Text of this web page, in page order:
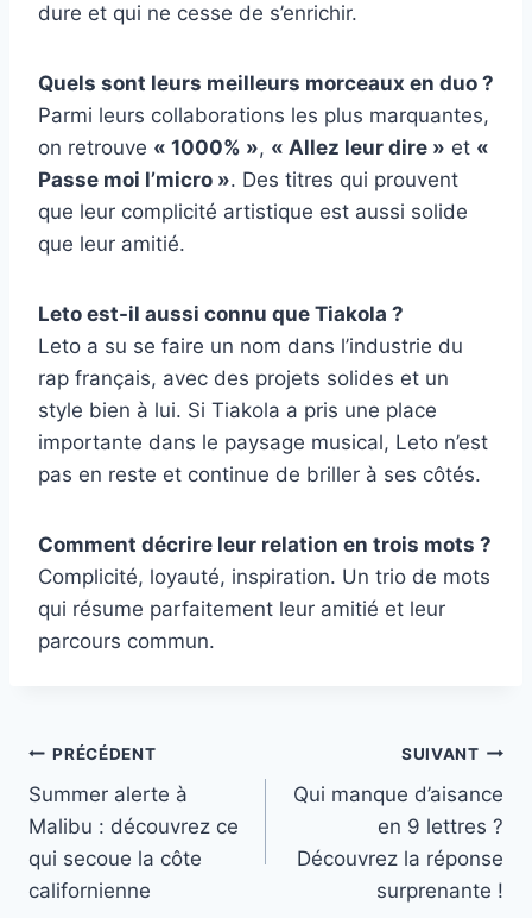
dure et qui ne cesse de s’enrichir.
Quels sont leurs meilleurs morceaux en duo ?
Parmi leurs collaborations les plus marquantes,
on retrouve « 1000% », « Allez leur dire » et «
Passe moi l’micro ». Des titres qui prouvent
que leur complicité artistique est aussi solide
que leur amitié.
Leto est-il aussi connu que Tiakola ?
Leto a su se faire un nom dans l’industrie du
rap français, avec des projets solides et un
style bien à lui. Si Tiakola a pris une place
importante dans le paysage musical, Leto n’est
pas en reste et continue de briller à ses côtés.
Comment décrire leur relation en trois mots ?
Complicité, loyauté, inspiration. Un trio de mots
qui résume parfaitement leur amitié et leur
parcours commun.
Navigation
de
l’article
PRÉCÉDENT
Summer alerte à
Malibu : découvrez ce
qui secoue la côte
californienne
SUIVANT
Qui manque d’aisance
en 9 lettres ?
Découvrez la réponse
surprenante !